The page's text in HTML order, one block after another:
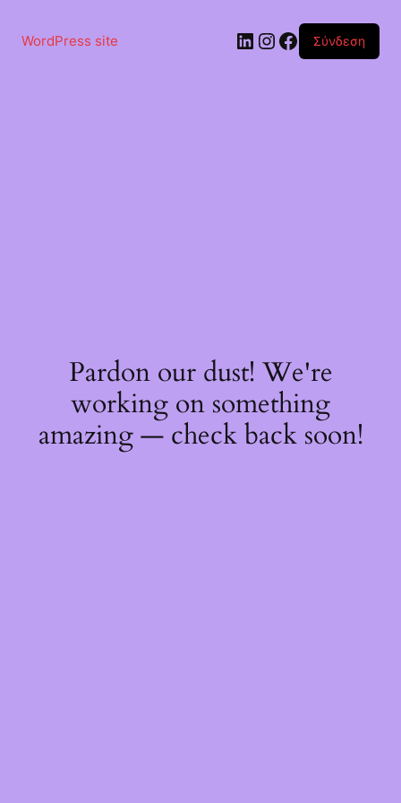
περιεχόμενο
WordPress site Linkedin
Instagram
Facebook
Σύνδεση
Pardon our dust! We're
working on something
amazing — check back soon!